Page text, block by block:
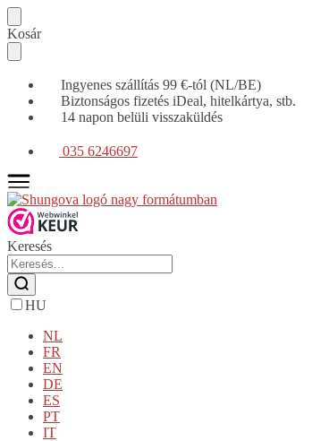
Tovább
a
navigációhoz
Ugrás
a
tartalomra
Kosár
Ingyenes szállítás 99 €-tól (NL/BE)
Biztonságos fizetés iDeal, hitelkártya, stb.
14 napon belüli visszaküldés
035 6246697
Keresés
HU
NL
FR
EN
DE
ES
PT
IT